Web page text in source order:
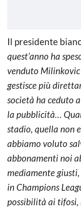
Il presidente
quest’anno ha
venduto
gestisce più
società ha ceduto
la pubblicità…
stadio, quella non
abbiamo voluto
abbonamenti noi
mediamente
in Champions
possibilità ai tifosi,